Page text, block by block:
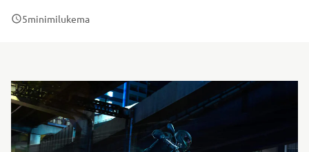
5minimilukema